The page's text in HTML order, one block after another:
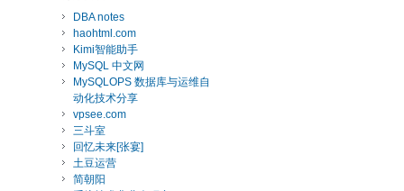
DBA notes
haohtml.com
Kimi智能助手
MySQL 中文网
MySQLOPS 数据库与运维自
动化技术分享
vpsee.com
三斗室
回忆未来[张宴]
土豆运营
简朝阳